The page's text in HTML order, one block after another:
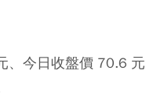
、今日收盤價 70.6 元